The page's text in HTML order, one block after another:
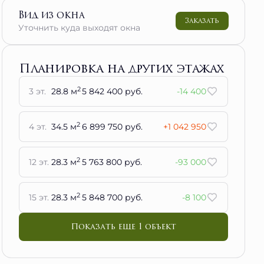
Вид из окна
Уточнить куда выходят окна
Заказать
Планировка на других этажах
3 эт. 28.8 м25 842 400 руб. -14 400
4 эт. 34.5 м2 6 899 750 руб. +1 042 950
12 эт. 28.3 м2 5 763 800 руб. -93 000
15 эт. 28.3 м2 5 848 700 руб. -8 100
Показать еще 1 объект